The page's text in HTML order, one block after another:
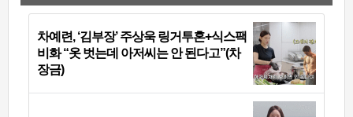
차예련, ‘김부장’ 주상욱 링거투혼+식스팩
비화 “옷 벗는데 아저씨는 안 된다고”(차
장금)